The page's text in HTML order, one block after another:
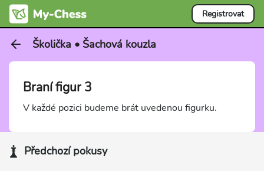
Registrovat
Školička • Šachová kouzla
Braní figur 3
V každé pozici budeme brát uvedenou figurku.
Předchozí pokusy